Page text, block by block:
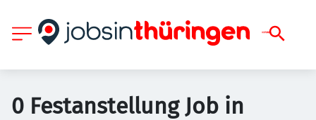
0 Festanstellung Job in